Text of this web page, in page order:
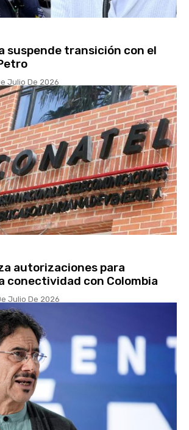
suspende transición con el
Julio De 2026
autorizaciones para
conectividad con Colombia
Julio De 2026